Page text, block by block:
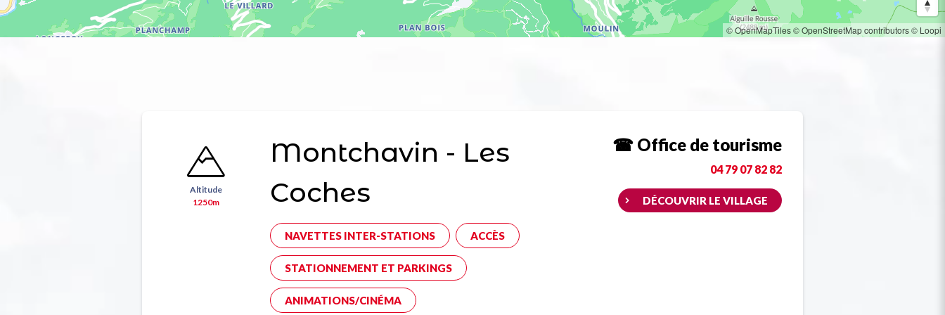
© OpenMapTiles© OpenStreetMap contributors© Loopi
Altitude
1250m
Montchavin - Les
Coches
NAVETTES INTER-STATIONS ACCÈS
STATIONNEMENT ET PARKINGS
ANIMATIONS/CINÉMA
☎ Office de tourisme
04 79 07 82 82
DÉCOUVRIR LE VILLAGE